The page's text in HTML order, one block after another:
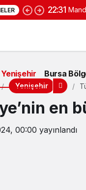
22:31
Yenişehir Bursa
Yenişehir
en
00:00 yayınlandı